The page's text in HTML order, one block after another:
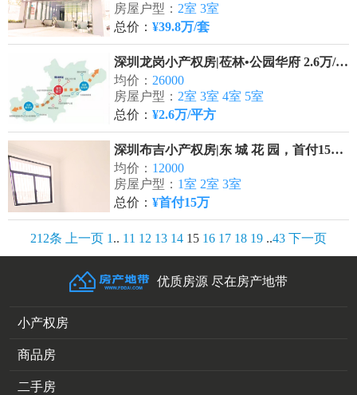
房屋户型： 2室 3室
总价：¥39.8万/套
深圳龙岗小产权房|莅林•公园华府 2.6万/平方
均价： 26000
房屋户型： 2室 3室 4室 5室
总价：¥2.6万/平方
深圳布吉小产权房|东 城 花 园，首付15万/套 地铁口200米
均价： 12000
房屋户型： 1室 2室 3室
总价：¥首付15万
212条 上一页 1 .. 11 12 13 14 15 16 17 18 19 ..43 下一页
优质房源 尽在房产地带
小产权房
商品房
二手房